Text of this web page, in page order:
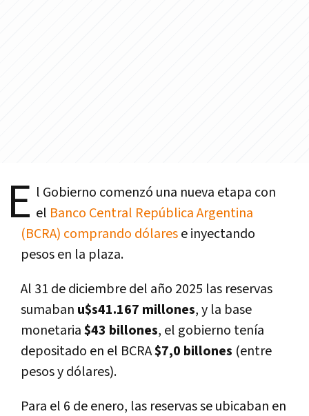
E l Gobierno comenzó una nueva etapa con
el Banco Central República Argentina
(BCRA) comprando dólarese inyectando
pesos en la plaza.
Al 31 de diciembre del año 2025 las reservas
sumaban u$s41.167 millones, y la base
monetaria$43 billones, el gobierno tenía
depositado en el BCRA$7,0 billones (entre
pesos y dólares).
Para el 6 de enero, las reservas se ubicaban en